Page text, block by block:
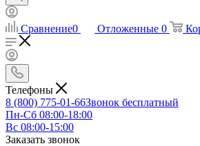
Сравнение0 Отложенные 0
Телефоны
8 (800) 775-01-66Звонок бесплатный
Пн-Сб 08:00-18:00
Вс 08:00-15:00
Заказать звонок